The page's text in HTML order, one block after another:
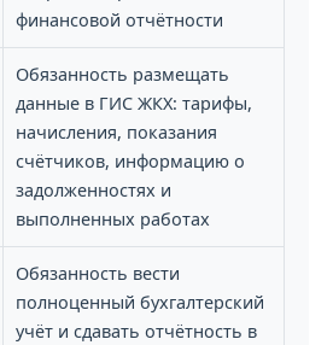
финансовой отчётности
Обязанность размещать
данные в ГИС ЖКХ: тарифы,
начисления, показания
счётчиков, информацию о
задолженностях и
выполненных работах
Обязанность вести
полноценный бухгалтерский
учёт и сдавать отчётность в